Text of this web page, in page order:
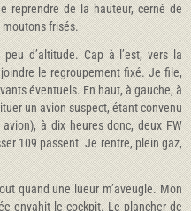
reprendre de la hauteur, cerné de
frisés.
d’altitude. Cap à l’est, vers la
le regroupement fixé. Je file,
éventuels. En haut, à gauche, à
un avion suspect, étant convenu
à dix heures donc, deux FW
109 passent. Je rentre, plein gaz,
quand une lueur m’aveugle. Mon
envahit le cockpit. Le plancher de